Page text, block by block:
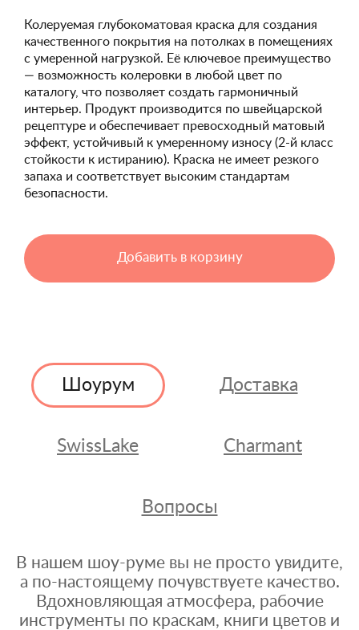
Колеруемая глубокоматовая краска для создания
качественного покрытия на потолках в помещениях
с умеренной нагрузкой. Её ключевое преимущество
— возможность колеровки в любой цвет по
каталогу, что позволяет создать гармоничный
интерьер. Продукт производится по швейцарской
рецептуре и обеспечивает превосходный матовый
эффект, устойчивый к умеренному износу (2-й класс
стойкости к истиранию). Краска не имеет резкого
запаха и соответствует высоким стандартам
безопасности.
Добавить в корзину
Шоурум Доставка
SwissLake Charmant
Вопросы
В нашем шоу-руме вы не просто увидите,
а по-настоящему почувствуете качество.
Вдохновляющая атмосфера, рабочие
инструменты по краскам, книги цветов и